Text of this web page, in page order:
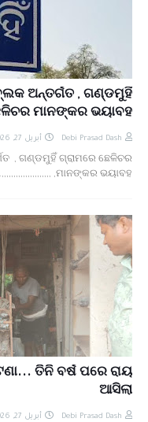
ଅନ୍ତର୍ଗତ , ଗଣ୍ଡମୁହିଁ
ମାନଙ୍କର ଭୟାବହ
Debi Prasad Dash أبريل 27, 2026
, ଗଣ୍ଡମୁହିଁ ଗ୍ରାମରେ ଛେଳିଚର
ମାନଙ୍କର ଭୟାବହ, ,,,,,,,,,,,,,,,,,,,,,…
ତିନି ବର୍ଷ ପରେ ରାୟ
ଆସିଲା
Debi Prasad Dash أبريل 27, 2026